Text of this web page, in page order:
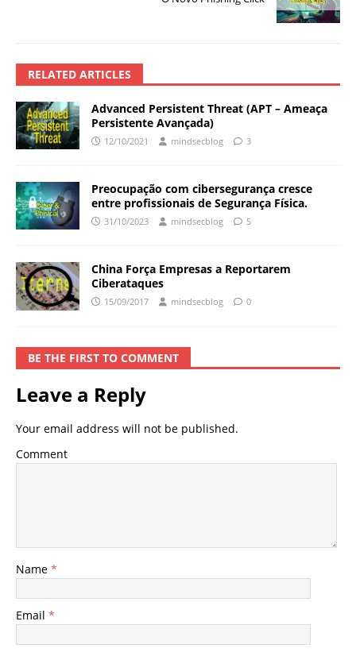
RELATED ARTICLES
Advanced Persistent Threat (APT – Ameaça
Persistente Avançada)
12/10/2021 mindsecblog 3
Preocupação com cibersegurança cresce
entre profissionais de Segurança Física.
31/10/2023 mindsecblog 5
China Força Empresas a Reportarem
Ciberataques
15/09/2017 mindsecblog 0
BE THE FIRST TO COMMENT
Leave a Reply
Your email address will not be published.
Comment
Name *
Email *